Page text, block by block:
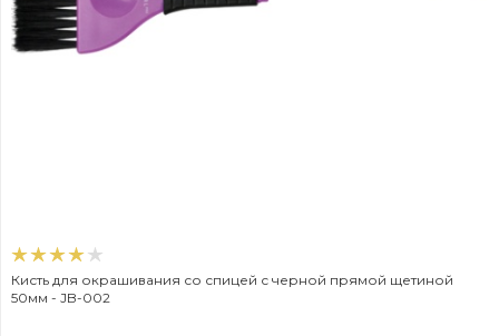
Кисть для окрашивания со спицей с черной прямой щетиной
50мм - JB-002